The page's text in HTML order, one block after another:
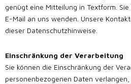
genügt eine Mitteilung in Textform.
E-Mail an uns wenden. Unsere
dieser Datenschutzhinweise.
Einschränkung der Verarbeitung
Sie können die Einschränkung der
personenbezogenen Daten